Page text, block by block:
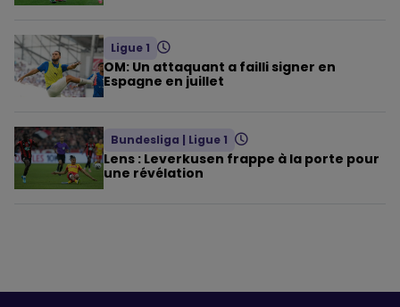
Ligue 1
OM: Un attaquant a failli signer en
Espagne en juillet
Bundesliga | Ligue 1
Lens : Leverkusen frappe à la porte pour
une révélation